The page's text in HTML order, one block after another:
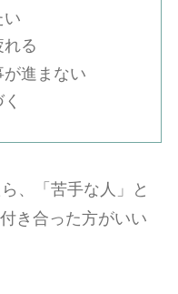
い
る
進まない
、「苦手な人」と
き合った方がいい